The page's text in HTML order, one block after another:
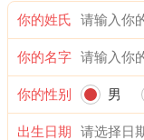
生升 心汝
千驹 瑞戈
凯升 才贺
你的姓氏
你的名字
你的性别 男
出生日期